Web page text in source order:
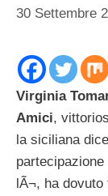
30 Settembre
Virginia
Amici,
la siciliana
lÃ¬, ha